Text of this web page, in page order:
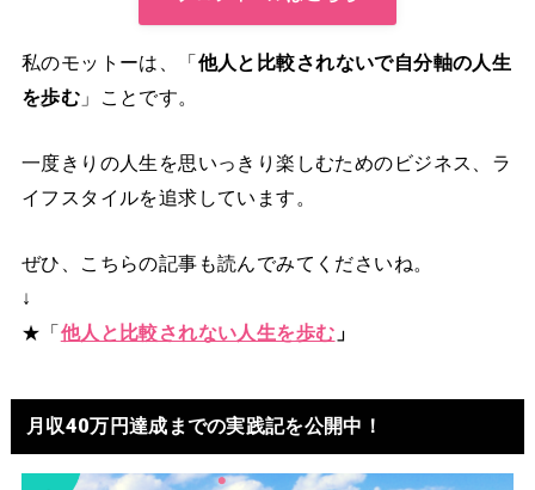
私のモットーは、「他人と比較されないで自分軸の人生
を歩む 」ことです。
一度きりの人生を思いっきり楽しむためのビジネス、ラ
イフスタイルを追求しています。
ぜひ、こちらの記事も読んでみてくださいね。
↓
★「他人と比較されない人生を歩む 」
月収40万円達成までの実践記を公開中！